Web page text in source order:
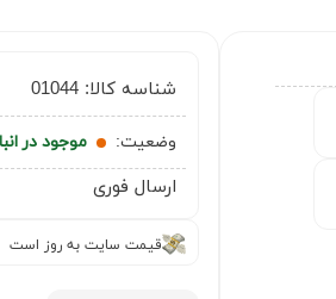
شناسه کالا: 01044
وضعیت: موجود در
ارسال فوری
قیمت سایت به روز است